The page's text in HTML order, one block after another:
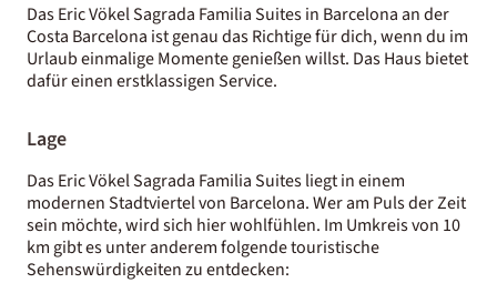
Das Eric Vökel Sagrada Familia Suites in Barcelona an der
Costa Barcelona ist genau das Richtige für dich, wenn du im
Urlaub einmalige Momente genießen willst. Das Haus bietet
dafür einen erstklassigen Service.
Lage
Das Eric Vökel Sagrada Familia Suites liegt in einem
modernen Stadtviertel von Barcelona. Wer am Puls der Zeit
sein möchte, wird sich hier wohlfühlen. Im Umkreis von 10
km gibt es unter anderem folgende touristische
Sehenswürdigkeiten zu entdecken: